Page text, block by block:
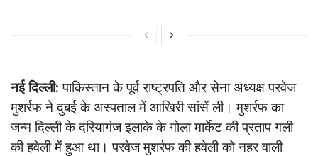
नई दिल्ली: पाकिस्तान के पूर्व राष्ट्रपति और सेना अध्यक्ष परवेज
मुशर्रफ ने दुबई के अस्पताल में आखिरी सांसें ली। मुशर्रफ का
जन्म दिल्ली के दरियागंज इलाके के गोला मार्केट की प्रताप गली
की हवेली में हुआ था। परवेज मुशर्रफ की हवेली को नहर वाली